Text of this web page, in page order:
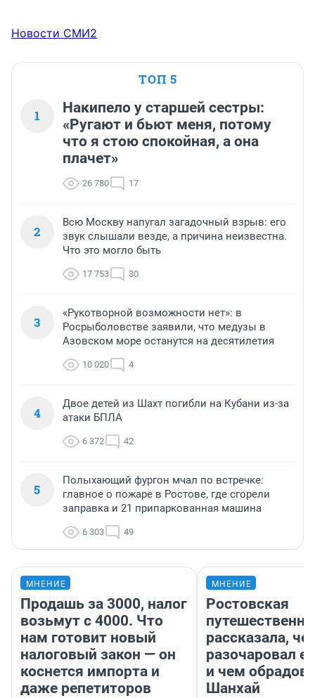
Новости СМИ2
ТОП 5
1
Накипело у старшей сестры:
«Ругают и бьют меня, потому
что я стою спокойная, а она
плачет»
26 780 17
2
Всю Москву напугал загадочный взрыв: его
звук слышали везде, а причина неизвестна.
Что это могло быть
17 753 30
3
«Рукотворной возможности нет»: в
Росрыболовстве заявили, что медузы в
Азовском море останутся на десятилетия
10 020 4
4
Двое детей из Шахт погибли на Кубани из-за
атаки БПЛА
6 372 42
5
Полыхающий фургон мчал по встречке:
главное о пожаре в Ростове, где сгорели
заправка и 21 припаркованная машина
6 303 49
МНЕНИЕ
Продашь за 3000, налог
возьмут с 4000. Что
нам готовит новый
налоговый закон — он
коснется импорта и
даже репетиторов
МНЕНИЕ
Ростовская
рассказала,
разочаровал
и чем
Шанхай